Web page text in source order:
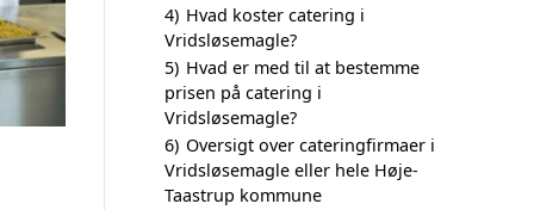
4) Hvad koster catering i
Vridsløsemagle?
5) Hvad er med til at bestemme
prisen på catering i
Vridsløsemagle?
6) Oversigt over cateringfirmaer i
Vridsløsemagle eller hele Høje-
Taastrup kommune